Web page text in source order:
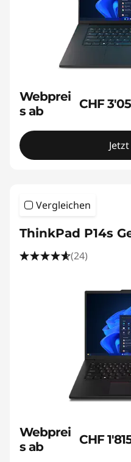
Webprei
s ab
CHF
Vergleichen
ThinkPad P14s
(24)
Webprei
s ab
CHF